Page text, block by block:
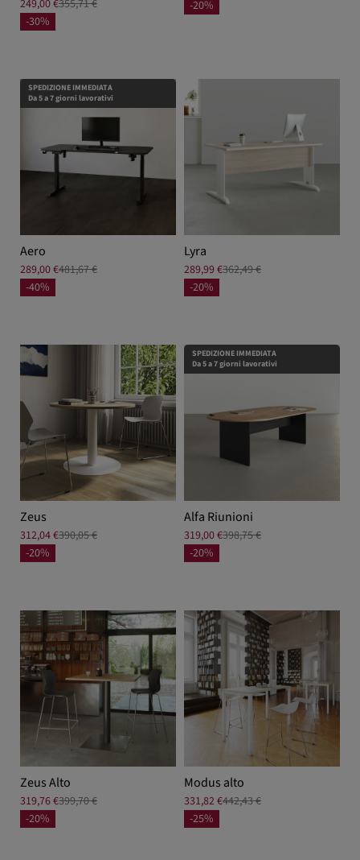
249,00 €355,71 €
-30%
-20%
SPEDIZIONE IMMEDIATA
Da 5 a 7 giorni lavorativi
Aero
289,00 €481,67 €
-40%
Lyra
289,99 €362,49 €
-20%
Zeus
312,04 €390,05 €
-20%
SPEDIZIONE IMMEDIATA
Da 5 a 7 giorni lavorativi
Alfa Riunioni
319,00 €398,75 €
-20%
Zeus Alto
319,76 €399,70 €
-20%
Modus alto
331,82 €442,43 €
-25%